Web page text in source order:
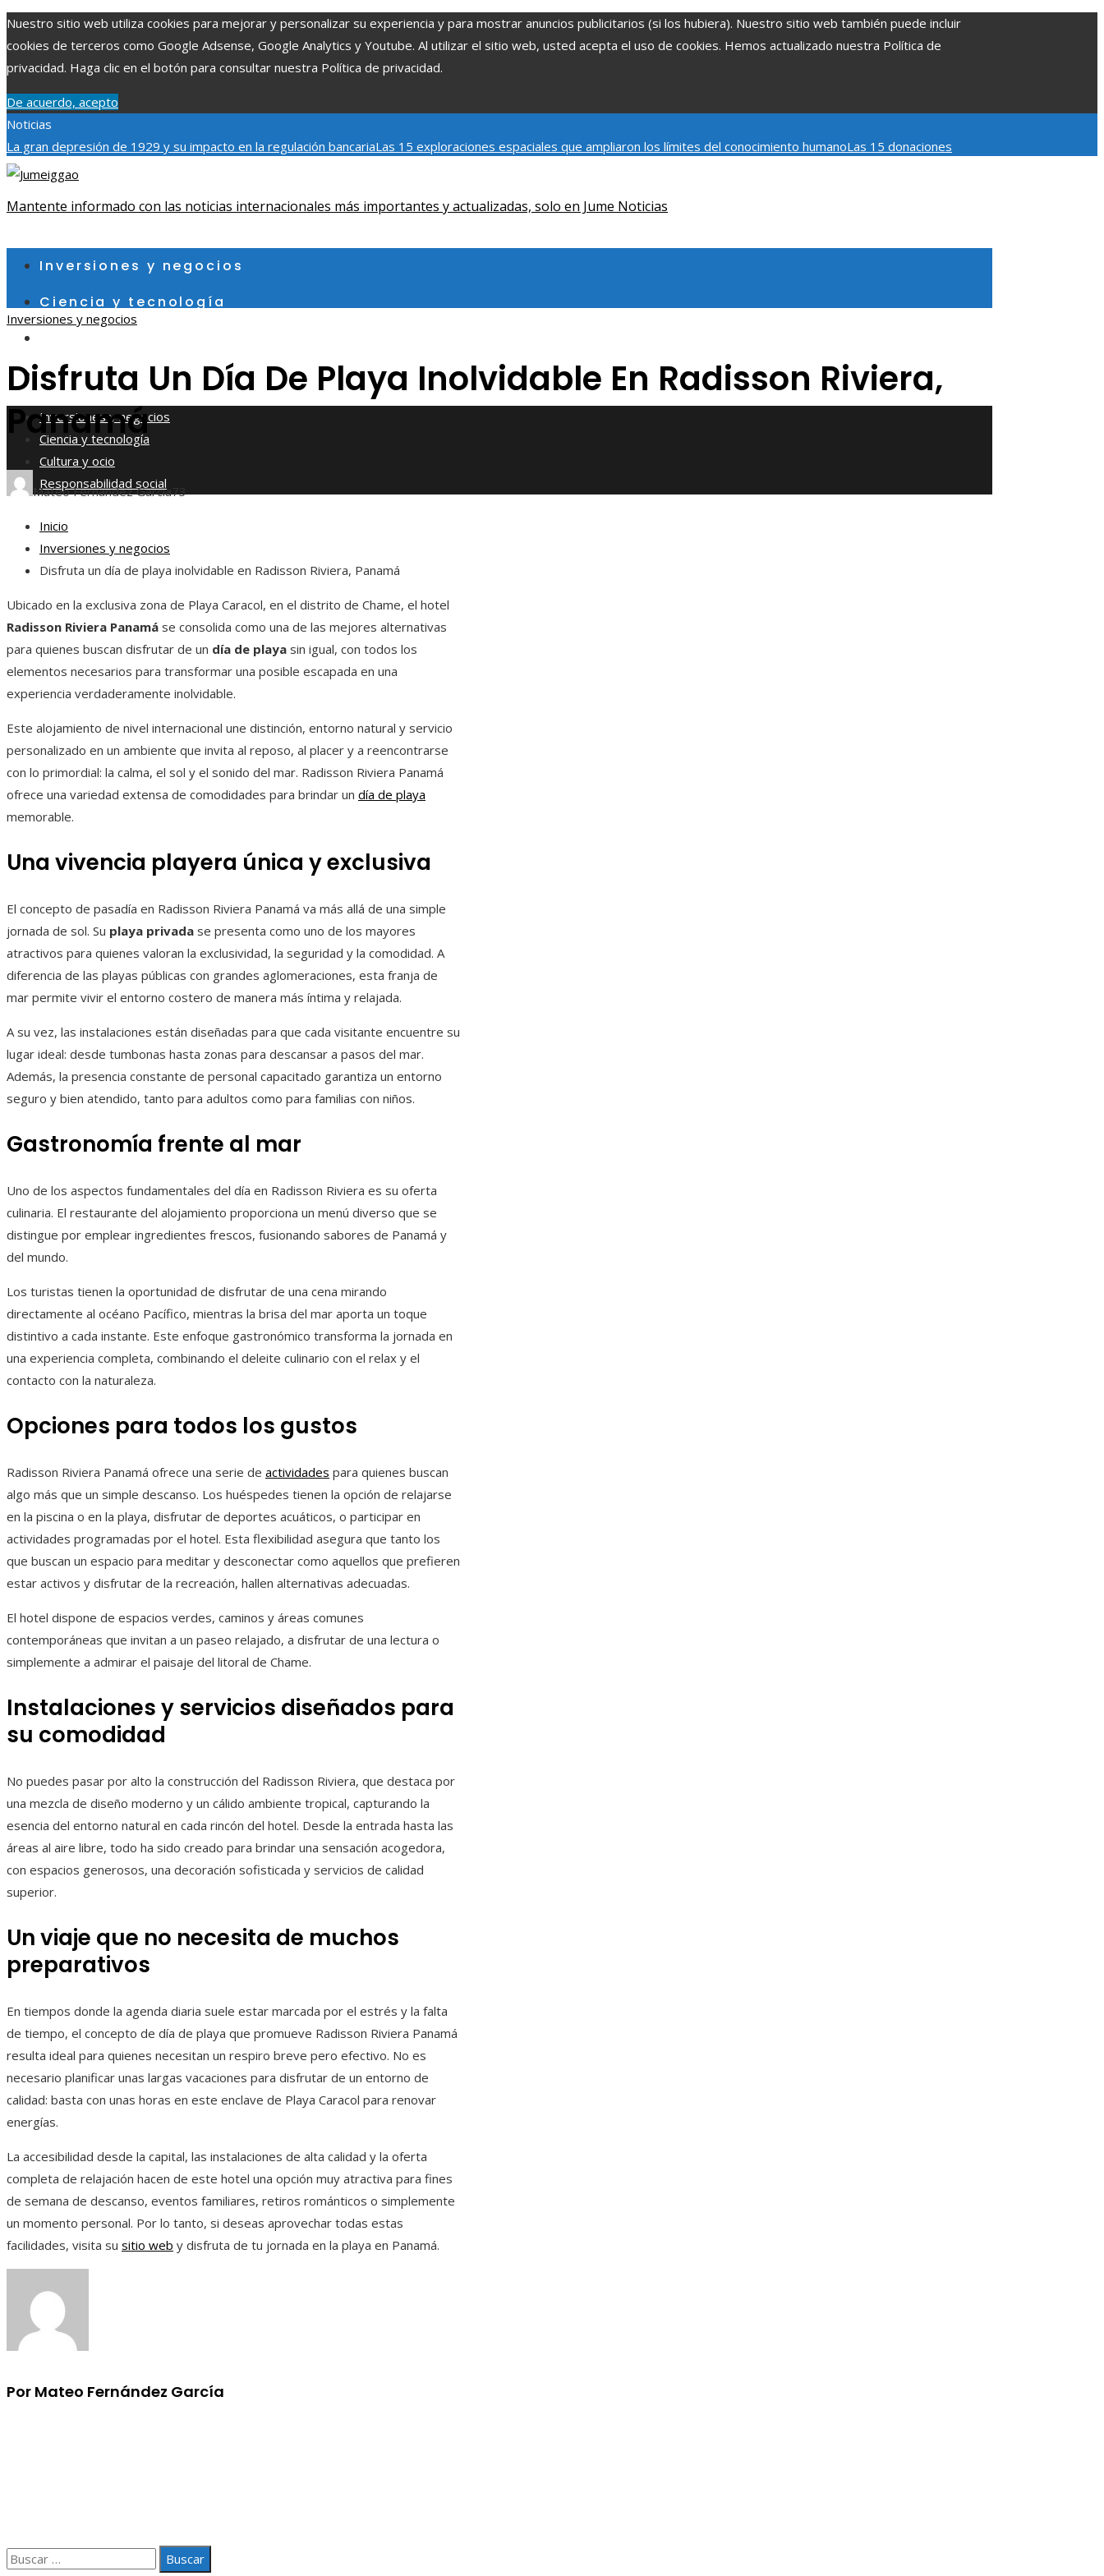
Nuestro sitio web utiliza cookies para mejorar y personalizar su experiencia y para mostrar anuncios publicitarios (si los hubiera). Nuestro sitio web también puede incluir
cookies de terceros como Google Adsense, Google Analytics y Youtube. Al utilizar el sitio web, usted acepta el uso de cookies. Hemos actualizado nuestra Política de
privacidad. Haga clic en el botón para consultar nuestra Política de privacidad.
De acuerdo, acepto
Noticias
La gran depresión de 1929 y su impacto en la regulación bancariaLas 15 exploraciones espaciales que ampliaron los límites del conocimiento humanoLas 15 donaciones
individuales más grandes y su impacto en la ciencia y tecnología
jueves, agosto 6
Mantente informado con las noticias internacionales más importantes y actualizadas, solo en Jume Noticias
Inversiones y negocios
Ciencia y tecnología
Responsabilidad social
Inversiones y negocios
Ciencia y tecnología
Cultura y ocio
Responsabilidad social
Inversiones y negocios
Disfruta Un Día De Playa Inolvidable En Radisson Riviera,
Panamá
Mateo Fernández García73
Inicio
Inversiones y negocios
Disfruta un día de playa inolvidable en Radisson Riviera, Panamá
Ubicado en la exclusiva zona de Playa Caracol, en el distrito de Chame, el hotel
Radisson Riviera Panamá se consolida como una de las mejores alternativas
para quienes buscan disfrutar de un día de playa sin igual, con todos los
elementos necesarios para transformar una posible escapada en una
experiencia verdaderamente inolvidable.
Este alojamiento de nivel internacional une distinción, entorno natural y servicio
personalizado en un ambiente que invita al reposo, al placer y a reencontrarse
con lo primordial: la calma, el sol y el sonido del mar. Radisson Riviera Panamá
ofrece una variedad extensa de comodidades para brindar un día de playa
memorable.
Una vivencia playera única y exclusiva
El concepto de pasadía en Radisson Riviera Panamá va más allá de una simple
jornada de sol. Su playa privada se presenta como uno de los mayores
atractivos para quienes valoran la exclusividad, la seguridad y la comodidad. A
diferencia de las playas públicas con grandes aglomeraciones, esta franja de
mar permite vivir el entorno costero de manera más íntima y relajada.
A su vez, las instalaciones están diseñadas para que cada visitante encuentre su
lugar ideal: desde tumbonas hasta zonas para descansar a pasos del mar.
Además, la presencia constante de personal capacitado garantiza un entorno
seguro y bien atendido, tanto para adultos como para familias con niños.
Gastronomía frente al mar
Uno de los aspectos fundamentales del día en Radisson Riviera es su oferta
culinaria. El restaurante del alojamiento proporciona un menú diverso que se
distingue por emplear ingredientes frescos, fusionando sabores de Panamá y
del mundo.
Los turistas tienen la oportunidad de disfrutar de una cena mirando
directamente al océano Pacífico, mientras la brisa del mar aporta un toque
distintivo a cada instante. Este enfoque gastronómico transforma la jornada en
una experiencia completa, combinando el deleite culinario con el relax y el
contacto con la naturaleza.
Opciones para todos los gustos
Radisson Riviera Panamá ofrece una serie de actividades para quienes buscan
algo más que un simple descanso. Los huéspedes tienen la opción de relajarse
en la piscina o en la playa, disfrutar de deportes acuáticos, o participar en
actividades programadas por el hotel. Esta flexibilidad asegura que tanto los
que buscan un espacio para meditar y desconectar como aquellos que prefieren
estar activos y disfrutar de la recreación, hallen alternativas adecuadas.
El hotel dispone de espacios verdes, caminos y áreas comunes
contemporáneas que invitan a un paseo relajado, a disfrutar de una lectura o
simplemente a admirar el paisaje del litoral de Chame.
Instalaciones y servicios diseñados para
su comodidad
No puedes pasar por alto la construcción del Radisson Riviera, que destaca por
una mezcla de diseño moderno y un cálido ambiente tropical, capturando la
esencia del entorno natural en cada rincón del hotel. Desde la entrada hasta las
áreas al aire libre, todo ha sido creado para brindar una sensación acogedora,
con espacios generosos, una decoración sofisticada y servicios de calidad
superior.
Un viaje que no necesita de muchos
preparativos
En tiempos donde la agenda diaria suele estar marcada por el estrés y la falta
de tiempo, el concepto de día de playa que promueve Radisson Riviera Panamá
resulta ideal para quienes necesitan un respiro breve pero efectivo. No es
necesario planificar unas largas vacaciones para disfrutar de un entorno de
calidad: basta con unas horas en este enclave de Playa Caracol para renovar
energías.
La accesibilidad desde la capital, las instalaciones de alta calidad y la oferta
completa de relajación hacen de este hotel una opción muy atractiva para fines
de semana de descanso, eventos familiares, retiros románticos o simplemente
un momento personal. Por lo tanto, si deseas aprovechar todas estas
facilidades, visita su sitio web y disfruta de tu jornada en la playa en Panamá.
Por Mateo Fernández García
Buscar: